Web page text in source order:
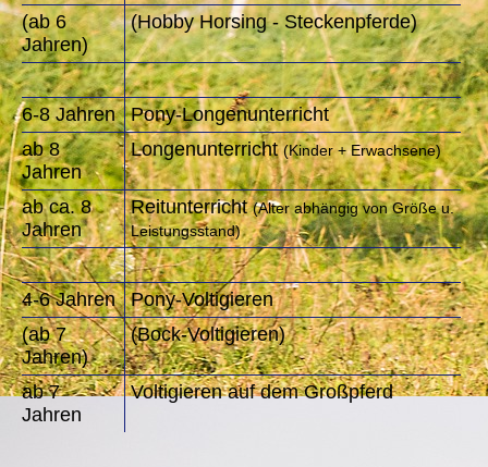
(ab 6
Jahren)
(Hobby Horsing - Steckenpferde)
6-8 Jahren
Pony-Longenunterricht
ab 8
Jahren
Longenunterricht(Kinder + Erwachsene)
ab ca. 8
Jahren
Reitunterricht(Alter abhängig von Größe u.
Leistungsstand)
4-6 Jahren
Pony-Voltigieren
(ab 7
Jahren)
(Bock-Voltigieren)
ab 7
Jahren
Voltigieren auf dem Großpferd